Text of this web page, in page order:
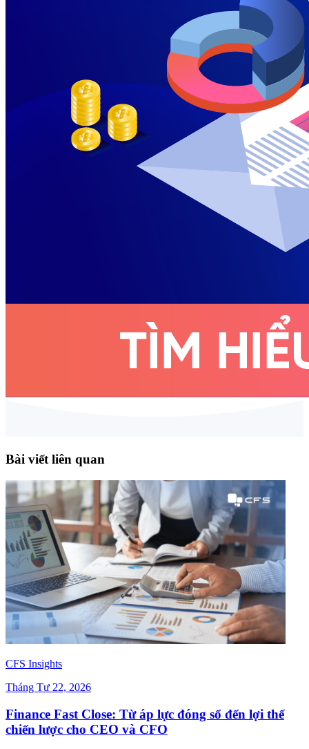
Bài viết liên quan
CFS Insights
Tháng Tư 22, 2026
Finance Fast Close: Từ áp lực đóng sổ đến lợi thế
chiến lược cho CEO và CFO